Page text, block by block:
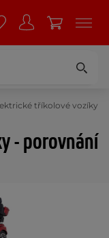
tříkolové vozíky
- porovnání